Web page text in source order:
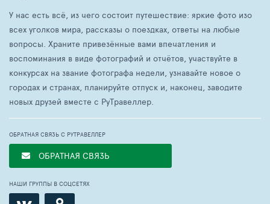
У нас есть всё, из чего состоит путешествие: яркие фото изо
всех уголков мира, рассказы о поездках, ответы на любые
вопросы. Храните привезённые вами впечатления и
воспоминания в виде фотографий и отчётов, участвуйте в
конкурсах на звание фотографа недели, узнавайте новое о
городах и странах, планируйте отпуск и, наконец, заводите
новых друзей вместе с РуТравеллер.
ОБРАТНАЯ СВЯЗЬ С РУТРАВЕЛЛЕР
ОБРАТНАЯ СВЯЗЬ
НАШИ ГРУППЫ В СОЦСЕТЯХ